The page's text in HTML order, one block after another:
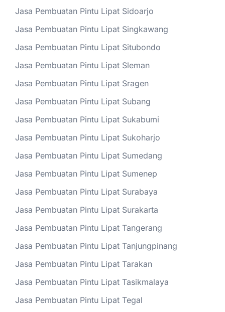
Jasa Pembuatan Pintu Lipat Sidoarjo
Jasa Pembuatan Pintu Lipat Singkawang
Jasa Pembuatan Pintu Lipat Situbondo
Jasa Pembuatan Pintu Lipat Sleman
Jasa Pembuatan Pintu Lipat Sragen
Jasa Pembuatan Pintu Lipat Subang
Jasa Pembuatan Pintu Lipat Sukabumi
Jasa Pembuatan Pintu Lipat Sukoharjo
Jasa Pembuatan Pintu Lipat Sumedang
Jasa Pembuatan Pintu Lipat Sumenep
Jasa Pembuatan Pintu Lipat Surabaya
Jasa Pembuatan Pintu Lipat Surakarta
Jasa Pembuatan Pintu Lipat Tangerang
Jasa Pembuatan Pintu Lipat Tanjungpinang
Jasa Pembuatan Pintu Lipat Tarakan
Jasa Pembuatan Pintu Lipat Tasikmalaya
Jasa Pembuatan Pintu Lipat Tegal